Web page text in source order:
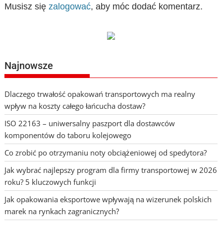
Musisz się zalogować, aby móc dodać komentarz.
Najnowsze
Dlaczego trwałość opakowań transportowych ma realny
wpływ na koszty całego łańcucha dostaw?
ISO 22163 – uniwersalny paszport dla dostawców
komponentów do taboru kolejowego
Co zrobić po otrzymaniu noty obciążeniowej od spedytora?
Jak wybrać najlepszy program dla firmy transportowej w 2026
roku? 5 kluczowych funkcji
Jak opakowania eksportowe wpływają na wizerunek polskich
marek na rynkach zagranicznych?